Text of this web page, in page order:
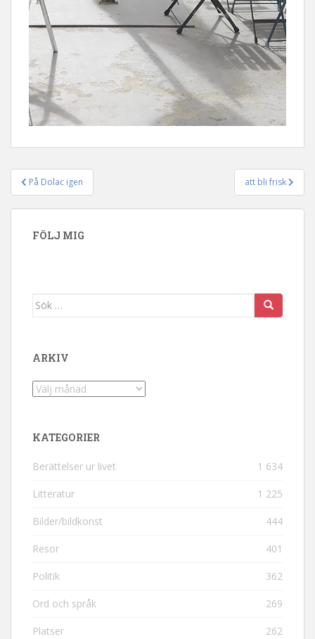
Inläggsnavigering
På Dolac igen att bli frisk
FÖLJ MIG
Sök efter:
ARKIV
Arkiv
KATEGORIER
Berättelser ur livet 1 634
Litteratur 1 225
Bilder/bildkonst 444
Resor 401
Politik 362
Ord och språk 269
Platser 262